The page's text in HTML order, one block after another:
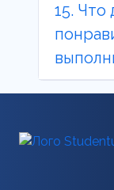
15. Что